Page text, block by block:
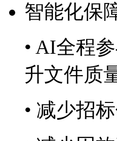
智能化保
• AI全程参
升文件质
• 减少招